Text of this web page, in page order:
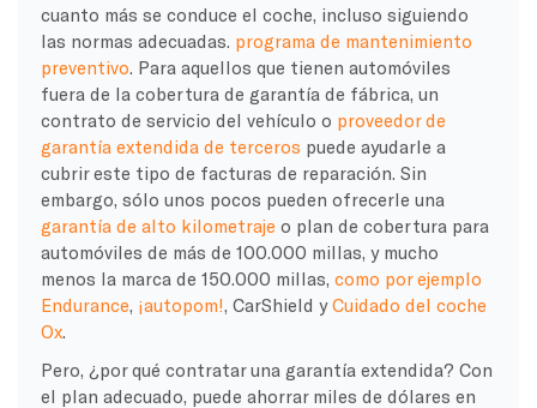
cuanto más se conduce el coche, incluso siguiendo
las normas adecuadas. programa de mantenimiento
preventivo . Para aquellos que tienen automóviles
fuera de la cobertura de garantía de fábrica, un
contrato de servicio del vehículo o proveedor de
garantía extendida de terceros puede ayudarle a
cubrir este tipo de facturas de reparación. Sin
embargo, sólo unos pocos pueden ofrecerle una
garantía de alto kilometraje o plan de cobertura para
automóviles de más de 100.000 millas, y mucho
menos la marca de 150.000 millas, como por ejemplo
Endurance ¡autopom! , CarShield yCuidado del coche
Ox.
Pero, ¿por qué contratar una garantía extendida? Con
el plan adecuado, puede ahorrar miles de dólares en